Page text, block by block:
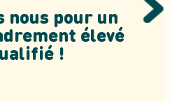
nous pour un
élevé
!